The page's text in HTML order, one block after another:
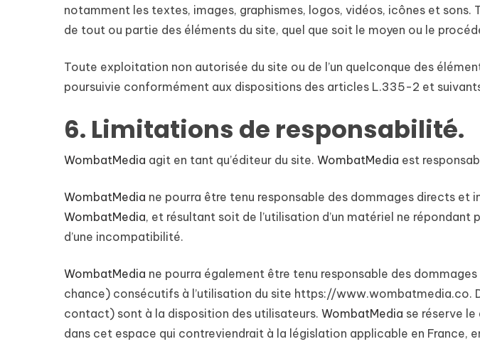
notamment les textes, images, graphismes, logos, vidéos, icônes et
de tout ou partie des éléments du site, quel que soit le moyen ou le
Toute exploitation non autorisée du site ou de l’un quelconque des
poursuivie conformément aux dispositions des articles L.335-2 et
6. Limitations de responsabilité.
WombatMedia agit en tant qu’éditeur du site.WombatMedia est
WombatMedia ne pourra être tenu responsable des dommages directs et
WombatMedia, et résultant soit de l’utilisation d’un matériel ne
d’une incompatibilité.
WombatMedia ne pourra également être tenu responsable des
chance) consécutifs à l’utilisation du site https://www.wombatmedia.co.
contact) sont à la disposition des utilisateurs.WombatMedia se réserve
dans cet espace qui contreviendrait à la législation applicable en